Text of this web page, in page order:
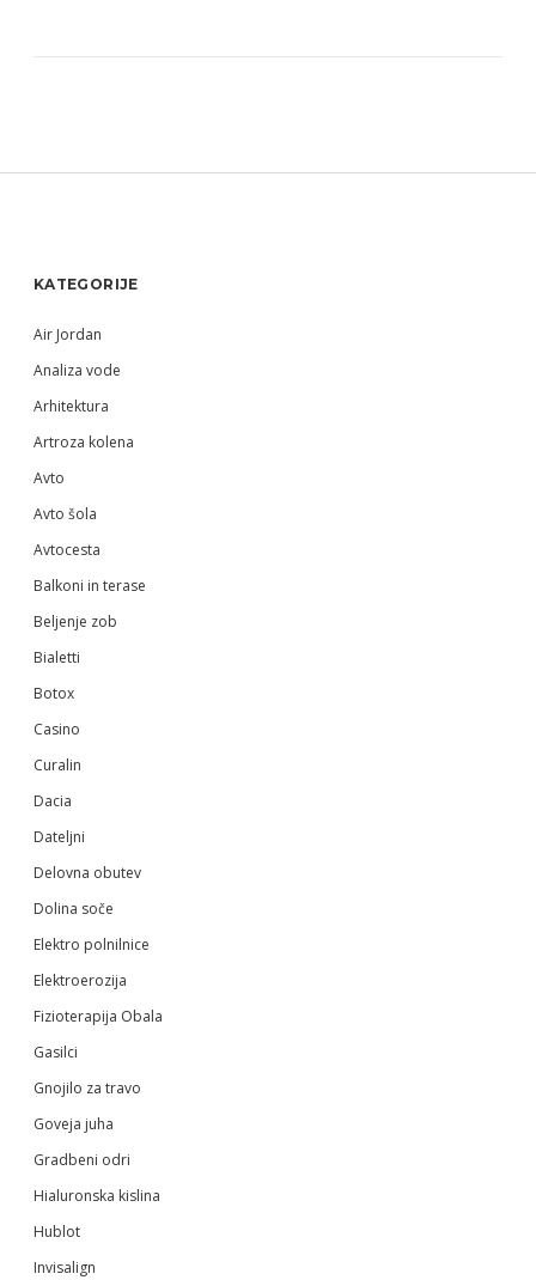
KATEGORIJE
Air Jordan
Analiza vode
Arhitektura
Artroza kolena
Avto
Avto šola
Avtocesta
Balkoni in terase
Beljenje zob
Bialetti
Botox
Casino
Curalin
Dacia
Dateljni
Delovna obutev
Dolina soče
Elektro polnilnice
Elektroerozija
Fizioterapija Obala
Gasilci
Gnojilo za travo
Goveja juha
Gradbeni odri
Hialuronska kislina
Hublot
Invisalign